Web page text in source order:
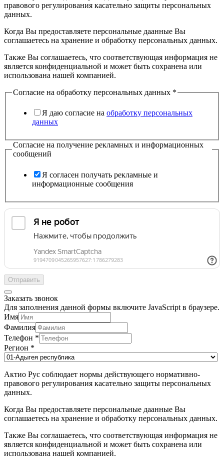
правового регулирования касательно защиты персональных
данных.
Когда Вы предоставляете персональные даанные Вы
соглашаетесь на хранение и обработку персональных данных.
Также Вы соглашаетесь, что соответствующая информация не
является конфиденциальной и может быть сохранена или
использована нашей компанией.
Согласие на обработку персональных данных *
Я даю согласие на обработку персональных
данных
Согласие на получение рекламных и информационных
сообщений
Я согласен получать рекламные и
информационные сообщения
Отправить
Заказать звонок
Для заполнения данной формы включите JavaScript в браузере.
Имя
Фамилия
Телефон *
Регион *
Актио Рус соблюдает нормы действующего нормативно-
правового регулирования касательно защиты персональных
данных.
Когда Вы предоставляете персональные даанные Вы
соглашаетесь на хранение и обработку персональных данных.
Также Вы соглашаетесь, что соответствующая информация не
является конфиденциальной и может быть сохранена или
использована нашей компанией.